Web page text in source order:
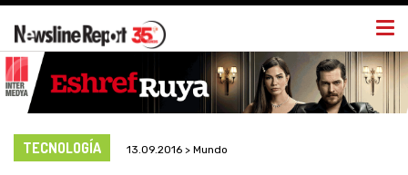
TECNOLOGÍA 13.09.2016 > Mundo